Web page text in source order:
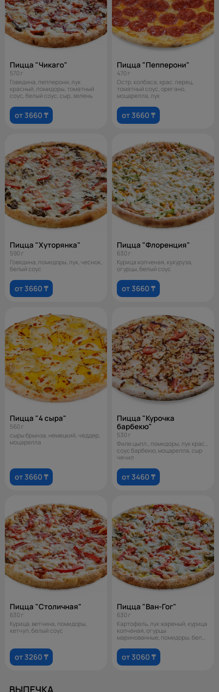
Пицца "Чикаго"
570 г
Говядина, пепперони, лук
красный, помидоры, томатный
соус, белый соус, сыр, зелень
от 3660 ₸
Пицца "Пепперони"
470 г
Остр. колбаса, крас. перец,
томатный соус, орегано,
моцарелла, лук
от 3660 ₸
Пицца "Хуторянка"
590 г
Говядина, помидоры, лук, чеснок,
белый соус
от 3660 ₸
Пицца "Флоренция"
630 г
Курица копченая, кукуруза,
огурцы, белый соус
от 3660 ₸
Пицца "4 сыра"
560 г
сыры брынза, немецкий, чеддер,
моцарелла
от 3660 ₸
Пицца "Курочка
барбекю"
530 г
Филе цыпл., помидоры, лук крас.,
соус барбекю, моцарелла, сыр
чечил
от 3460 ₸
Пицца "Столичная"
630 г
Курица, ветчина, помидоры,
кетчуп, белый соус
от 3260 ₸
Пицца "Ван-Гог"
630 г
Картофель, лук жареный, курица
копченая, огурцы
маринованные, помидоры, белый
от 3060 ₸